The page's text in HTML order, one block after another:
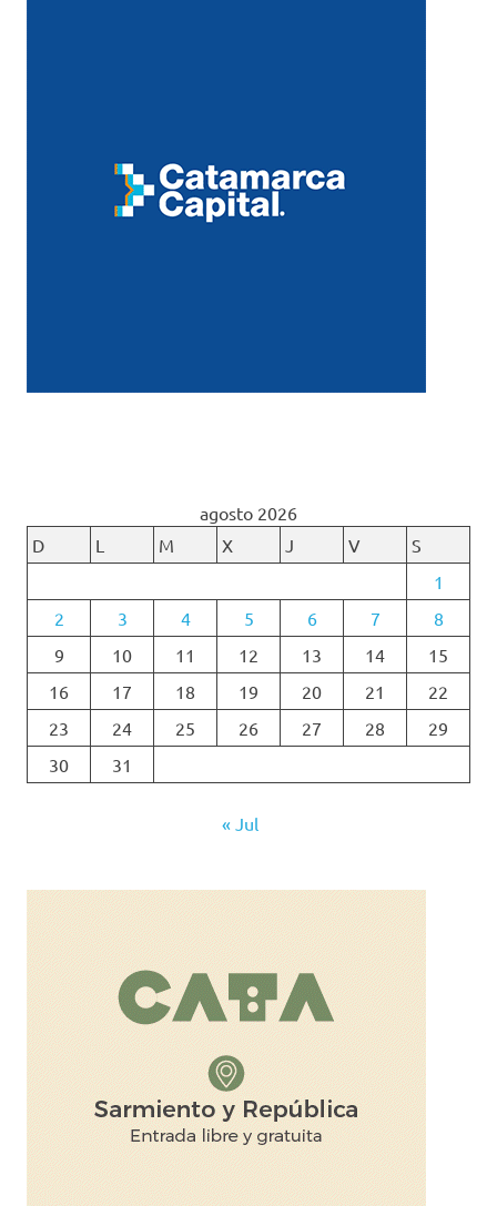
agosto 2026
D
L M X J V
S
1
2
3 4 5 6 7
8
9
10 11 12 13 14
15
16
17 18 19 20 21
22
23
24 25 26 27 28
29
30
31
« Jul